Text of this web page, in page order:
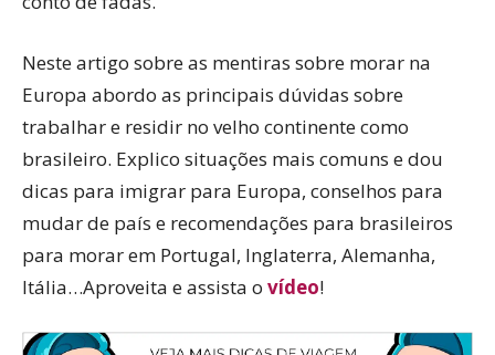
Neste artigo sobre as mentiras sobre morar na
Europa abordo as principais dúvidas sobre
trabalhar e residir no velho continente como
brasileiro. Explico situações mais comuns e dou
dicas para imigrar para Europa, conselhos para
mudar de país e recomendações para brasileiros
para morar em Portugal, Inglaterra, Alemanha,
Itália…Aproveita e assista o vídeo!